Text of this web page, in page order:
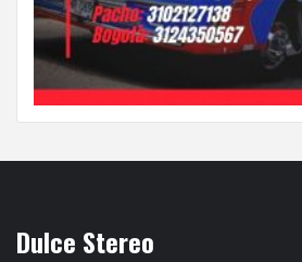
Dulce Stereo